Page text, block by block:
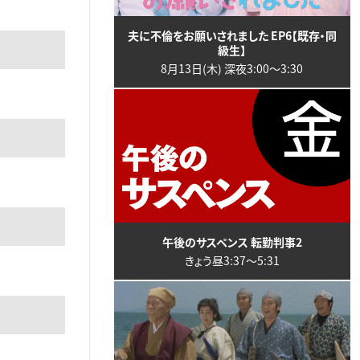
夫に不倫をお願いされました EP6【既存・同
級生】
8月13日(木) 深夜3:00〜3:30
午後のサスペンス 転勤判事2
きょう昼3:37〜5:31